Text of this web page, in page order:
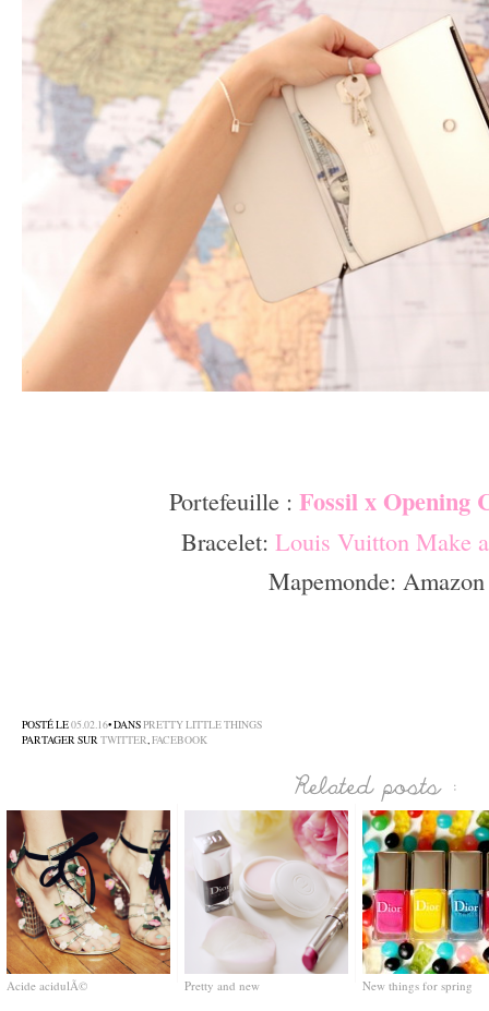
Portefeuille : Fossil x Opening
Bracelet: Louis Vuitton Make
Mapemonde: Amazon
POSTÉ LE05.02.16• DANSPRETTY LITTLE THINGS
PARTAGER SURTWITTER,FACEBOOK
Acide acidulÃ© Pretty and new New things for spring